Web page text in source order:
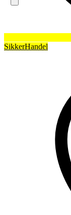
SikkerHandel